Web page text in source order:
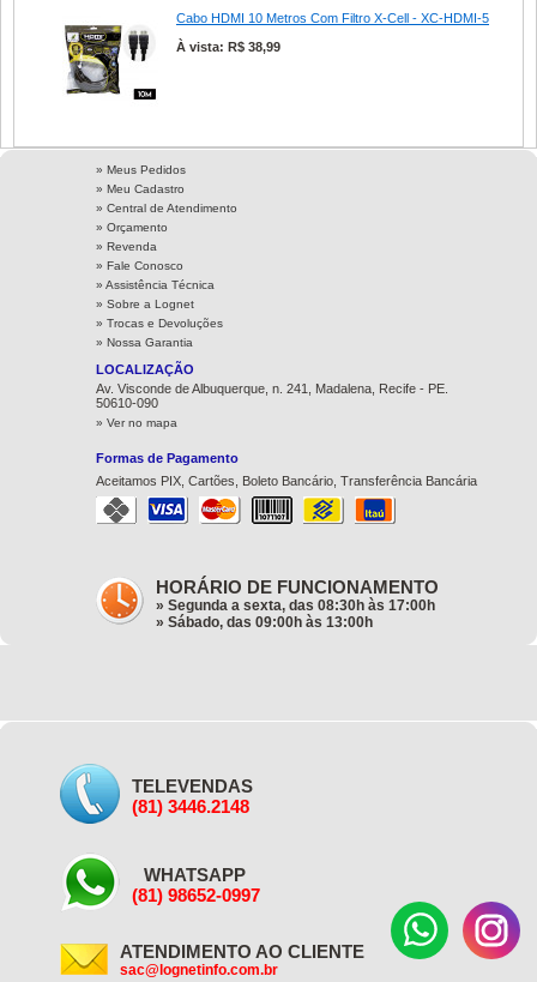
Cabo HDMI 10 Metros Com Filtro X-Cell - XC-HDMI-5
À vista: R$ 38,99
» Meus Pedidos
» Meu Cadastro
» Central de Atendimento
» Orçamento
» Revenda
» Fale Conosco
» Assistência Técnica
» Sobre a Lognet
» Trocas e Devoluções
» Nossa Garantia
LOCALIZAÇÃO
Av. Visconde de Albuquerque, n. 241, Madalena, Recife - PE.
50610-090
» Ver no mapa
Formas de Pagamento
Aceitamos PIX, Cartões, Boleto Bancário, Transferência Bancária
HORÁRIO DE FUNCIONAMENTO
» Segunda a sexta, das 08:30h às 17:00h
» Sábado, das 09:00h às 13:00h
TELEVENDAS
(81) 3446.2148
WHATSAPP
(81) 98652-0997
ATENDIMENTO AO CLIENTE
sac@lognetinfo.com.br